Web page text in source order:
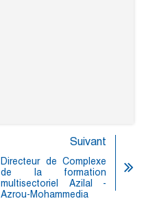
Directeur de Complexe
de la formation
multisectoriel Azilal -
Azrou-Mohammedia
Suivant